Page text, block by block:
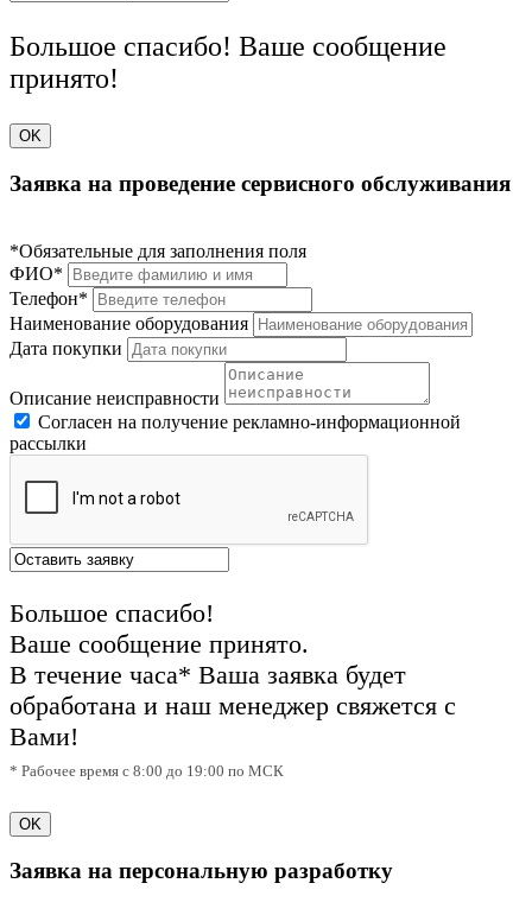
Большое спасибо! Ваше сообщение
принято!
OK
Заявка на проведение сервисного обслуживания
*Обязательные для заполнения поля
ФИО*
Телефон*
Наименование оборудования
Дата покупки
Описание неисправности
Согласен на получение рекламно-информационной
рассылки
Большое спасибо!
Ваше сообщение принято.
В течение часа* Ваша заявка будет
обработана и наш менеджер свяжется с
Вами!
* Рабочее время с 8:00 до 19:00 по МСК
OK
Заявка на персональную разработку